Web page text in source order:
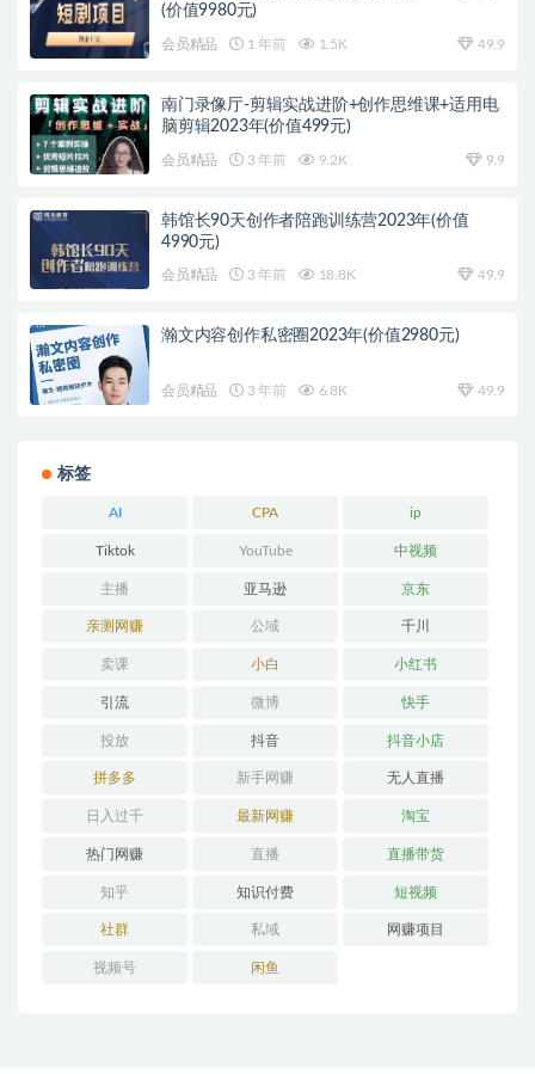
(价值9980元)
会员精品 1 年前 1.5K 49.9
南门录像厅-剪辑实战进阶+创作思维课+适用电
脑剪辑2023年(价值499元)
会员精品 3 年前 9.2K 9.9
韩馆长90天创作者陪跑训练营2023年(价值
4990元)
会员精品 3 年前 18.8K 49.9
瀚文内容创作私密圈2023年(价值2980元)
会员精品 3 年前 6.8K 49.9
标签
AI CPA ip
Tiktok YouTube 中视频
主播 亚马逊 京东
亲测网赚 公域 千川
卖课 小白 小红书
引流 微博 快手
投放 抖音 抖音小店
拼多多 新手网赚 无人直播
日入过千 最新网赚 淘宝
热门网赚 直播 直播带货
知乎 知识付费 短视频
社群 私域 网赚项目
视频号 闲鱼